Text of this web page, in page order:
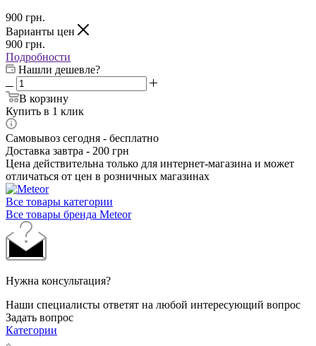
900 грн.
Варианты цен
900 грн.
Подробности
Нашли дешевле?
В корзину
Купить в 1 клик
Самовывоз сегодня - бесплатно
Доставка завтра - 200 грн
Цена действительна только для интернет-магазина и может
отличаться от цен в розничных магазинах
Все товары категории
Все товары бренда Meteor
Нужна консультация?
Наши специалисты ответят на любой интересующий вопрос
Задать вопрос
Категории